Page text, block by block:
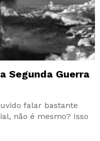
Segunda Guerra
falar bastante
não é mesmo? Isso